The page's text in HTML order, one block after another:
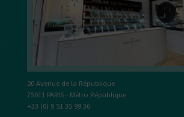
20 Avenue de la République
75011 PARIS - Métro République
+33 (0) 9 51 35 99 36